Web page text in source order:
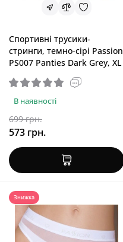
Спортивні трусики-
стринги, темно-сірі Passion
PS007 Panties Dark Grey, XL
В наявності
699 грн.
573 грн.
Знижка